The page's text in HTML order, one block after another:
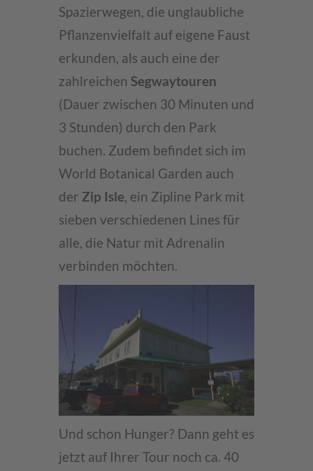
Spazierwegen, die unglaubliche
Pflanzenvielfalt auf eigene Faust
erkunden, als auch eine der
zahlreichen Segwaytouren
(Dauer zwischen 30 Minuten und
3 Stunden) durch den Park
buchen. Zudem befindet sich im
World Botanical Garden auch
der Zip Isle, ein Zipline Park mit
sieben verschiedenen Lines für
alle, die Natur mit Adrenalin
verbinden möchten.
Und schon Hunger? Dann geht es
jetzt auf Ihrer Tour noch ca. 40